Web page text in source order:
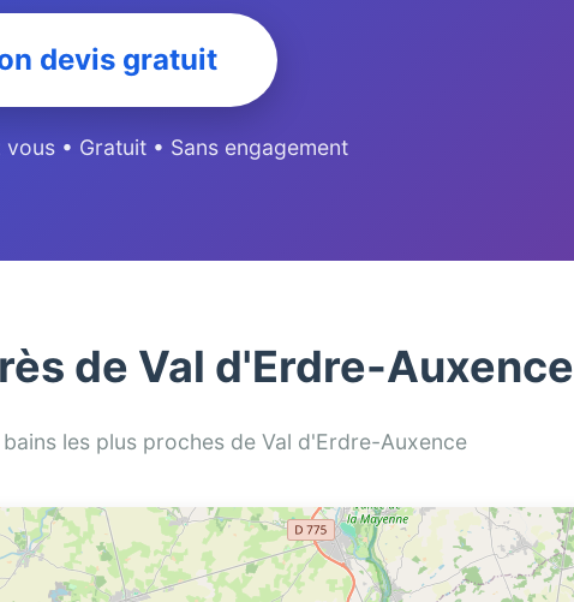
devis gratuit
• Gratuit • Sans engagement
de Val d'Erdre-Auxence
les plus proches de Val d'Erdre-Auxence